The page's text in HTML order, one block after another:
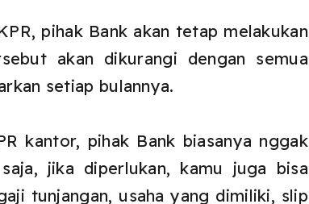
pihak Bank akan tetap melakukan
akan dikurangi dengan semua
setiap bulannya.
kantor, pihak Bank biasanya nggak
jika diperlukan, kamu juga bisa
tunjangan, usaha yang dimiliki, slip